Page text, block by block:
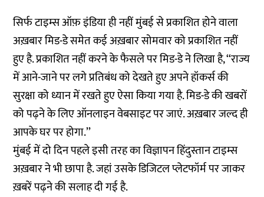
सिर्फ टाइम्स ऑफ़ इंडिया ही नहीं मुंबई से प्रकाशित होने वाला
अख़बार मिड-डे समेत कई अख़बार सोमवार को प्रकाशित नहीं
हुए है. प्रकाशित नहीं करने के फैसले पर मिड-डे ने लिखा है, ‘‘राज्य
में आने-जाने पर लगे प्रतिबंध को देखते हुए अपने हॉकर्स की
सुरक्षा को ध्यान में रखते हुए ऐसा किया गया है. मिड-डे की खबरों
को पढ़ने के लिए ऑनलाइन वेबसाइट पर जाएं. अख़बार जल्द ही
आपके घर पर होगा.’’
मुंबई में दो दिन पहले इसी तरह का विज्ञापन हिंदुस्तान टाइम्स
अख़बार ने भी छापा है. जहां उसके डिजिटल प्लेटफॉर्म पर जाकर
ख़बरें पढ़ने की सलाह दी गई है.